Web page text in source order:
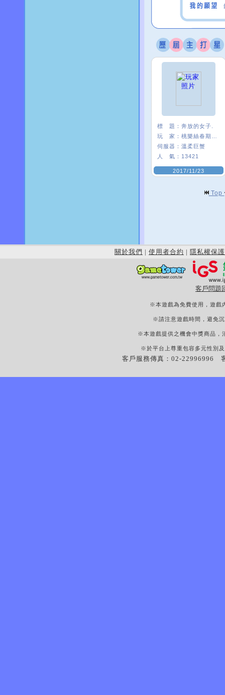
標 題： 奔放的女子.
玩 家：
伺服器： 溫柔巨蟹
人 氣： 13421
2017/11/23
Top
關於我們 | 使用者合約 | 隱私權保護
客戶問題
※本遊戲為免費使用，遊戲
※請注意遊戲時間，避免
※本遊戲提供之機會中獎商品，
※於平台上尊重包容多元性別
客戶服務傳真：02-22996996